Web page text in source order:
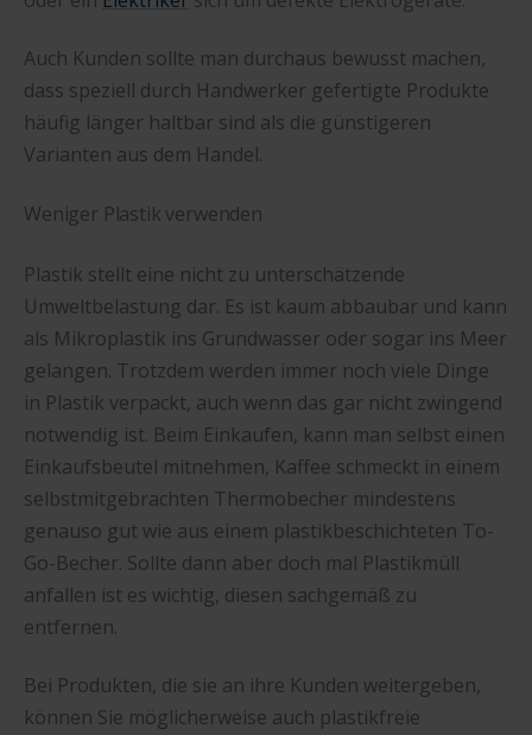
Auch Kunden sollte man durchaus bewusst machen,
dass speziell durch Handwerker gefertigte Produkte
häufig länger haltbar sind als die günstigeren
Varianten aus dem Handel.
Weniger Plastik verwenden
Plastik stellt eine nicht zu unterschätzende
Umweltbelastung dar. Es ist kaum abbaubar und kann
als Mikroplastik ins Grundwasser oder sogar ins Meer
gelangen. Trotzdem werden immer noch viele Dinge
in Plastik verpackt, auch wenn das gar nicht zwingend
notwendig ist. Beim Einkaufen, kann man selbst einen
Einkaufsbeutel mitnehmen, Kaffee schmeckt in einem
selbstmitgebrachten Thermobecher mindestens
genauso gut wie aus einem plastikbeschichteten To-
Go-Becher. Sollte dann aber doch mal Plastikmüll
anfallen ist es wichtig, diesen sachgemäß zu
entfernen.
Bei Produkten, die sie an ihre Kunden weitergeben,
können Sie möglicherweise auch plastikfreie